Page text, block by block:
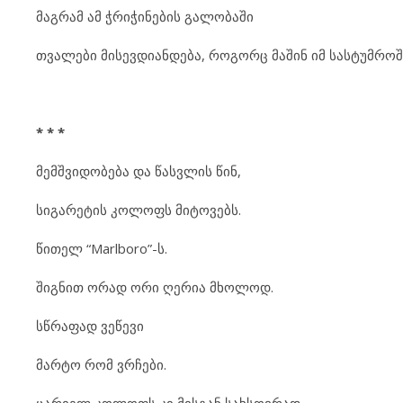
მაგრამ ამ ჭრიჭინების გალობაში
თვალები მისევდიანდება, როგორც მაშინ იმ
* * *
მემშვიდობება და წასვლის წინ,
სიგარეტის კოლოფს მიტოვებს.
წითელ “Marlboro”-ს.
შიგნით ორად ორი ღერია მხოლოდ.
სწრაფად ვეწევი
მარტო რომ ვრჩები.